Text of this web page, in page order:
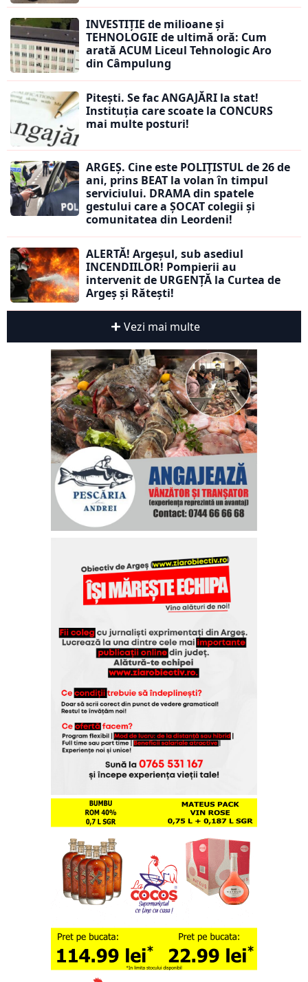
INVESTIȚIE de milioane și
TEHNOLOGIE de ultimă oră: Cum
arată ACUM Liceul Tehnologic Aro
din Câmpulung
Pitești. Se fac ANGAJĂRI la stat!
Instituția care scoate la CONCURS
mai multe posturi!
ARGEȘ. Cine este POLIȚISTUL de 26 de
ani, prins BEAT la volan în timpul
serviciului. DRAMA din spatele
gestului care a ȘOCAT colegii și
comunitatea din Leordeni!
ALERTĂ! Argeșul, sub asediul
INCENDIILOR! Pompierii au
intervenit de URGENȚĂ la Curtea de
Argeș și Rătești!
Vezi mai multe